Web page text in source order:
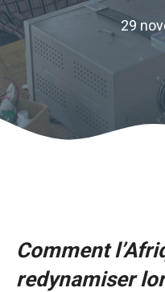
29
Comment
redynamiser